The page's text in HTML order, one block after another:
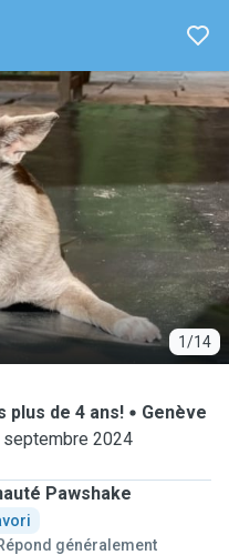
1/14
de 4 ans!
Genève
septembre 2024
Pawshake
généralement